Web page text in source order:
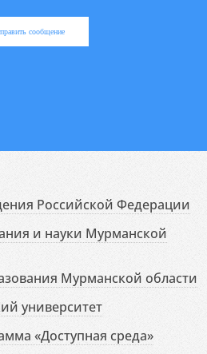
сообщение
Российской Федерации
и науки Мурманской
Мурманской области
университет
«Доступная среда»